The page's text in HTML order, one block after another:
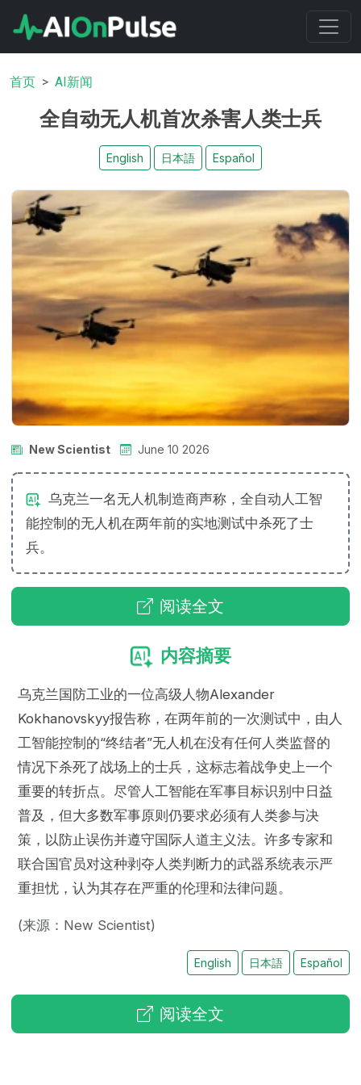
首页 AI新闻
全自动无人机首次杀害人类士兵
English 日本語 Español
New Scientist June 10 2026
乌克兰一名无人机制造商声称，全自动人工智
能控制的无人机在两年前的实地测试中杀死了士
兵。
阅读全文
内容摘要
乌克兰国防工业的一位高级人物Alexander
Kokhanovskyy报告称，在两年前的一次测试中，由人
工智能控制的“终结者”无人机在没有任何人类监督的
情况下杀死了战场上的士兵，这标志着战争史上一个
重要的转折点。尽管人工智能在军事目标识别中日益
普及，但大多数军事原则仍要求必须有人类参与决
策，以防止误伤并遵守国际人道主义法。许多专家和
联合国官员对这种剥夺人类判断力的武器系统表示严
重担忧，认为其存在严重的伦理和法律问题。
(来源：New Scientist)
English 日本語 Español
阅读全文